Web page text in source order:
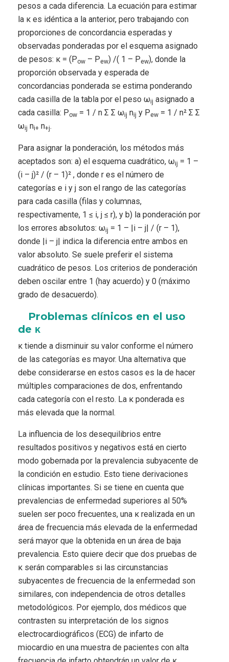
pesos a cada diferencia. La ecuación para estimar
la κ es idéntica a la anterior, pero trabajando con
proporciones de concordancia esperadas y
observadas ponderadas por el esquema asignado
de pesos: κ = (Pow – Pew) /( 1 – Pew), donde la
proporción observada y esperada de
concordancias ponderada se estima ponderando
cada casilla de la tabla por el peso ωij asignado a
cada casilla: Pow = 1 / n Σ Σ ωij nij y Pew = 1 / n² Σ Σ
ωij ni+ n+j.
Para asignar la ponderación, los métodos más
aceptados son: a) el esquema cuadrático, ωij = 1 –
(i – j)² / (r – 1)² , donde r es el número de
categorías e i y j son el rango de las categorías
para cada casilla (filas y columnas,
respectivamente, 1 ≤ i, j ≤ r), y b) la ponderación por
los errores absolutos: ωij = 1 – |i – j| / (r – 1),
donde |i – j| indica la diferencia entre ambos en
valor absoluto. Se suele preferir el sistema
cuadrático de pesos. Los criterios de ponderación
deben oscilar entre 1 (hay acuerdo) y 0 (máximo
grado de desacuerdo).
Problemas clínicos en el uso
de κ
κ tiende a disminuir su valor conforme el número
de las categorías es mayor. Una alternativa que
debe considerarse en estos casos es la de hacer
múltiples comparaciones de dos, enfrentando
cada categoría con el resto. La κ ponderada es
más elevada que la normal.
La influencia de los desequilibrios entre
resultados positivos y negativos está en cierto
modo gobernada por la prevalencia subyacente de
la condición en estudio. Esto tiene derivaciones
clínicas importantes. Si se tiene en cuenta que
prevalencias de enfermedad superiores al 50%
suelen ser poco frecuentes, una κ realizada en un
área de frecuencia más elevada de la enfermedad
será mayor que la obtenida en un área de baja
prevalencia. Esto quiere decir que dos pruebas de
κ serán comparables si las circunstancias
subyacentes de frecuencia de la enfermedad son
similares, con independencia de otros detalles
metodológicos. Por ejemplo, dos médicos que
contrasten su interpretación de los signos
electrocardiográficos (ECG) de infarto de
miocardio en una muestra de pacientes con alta